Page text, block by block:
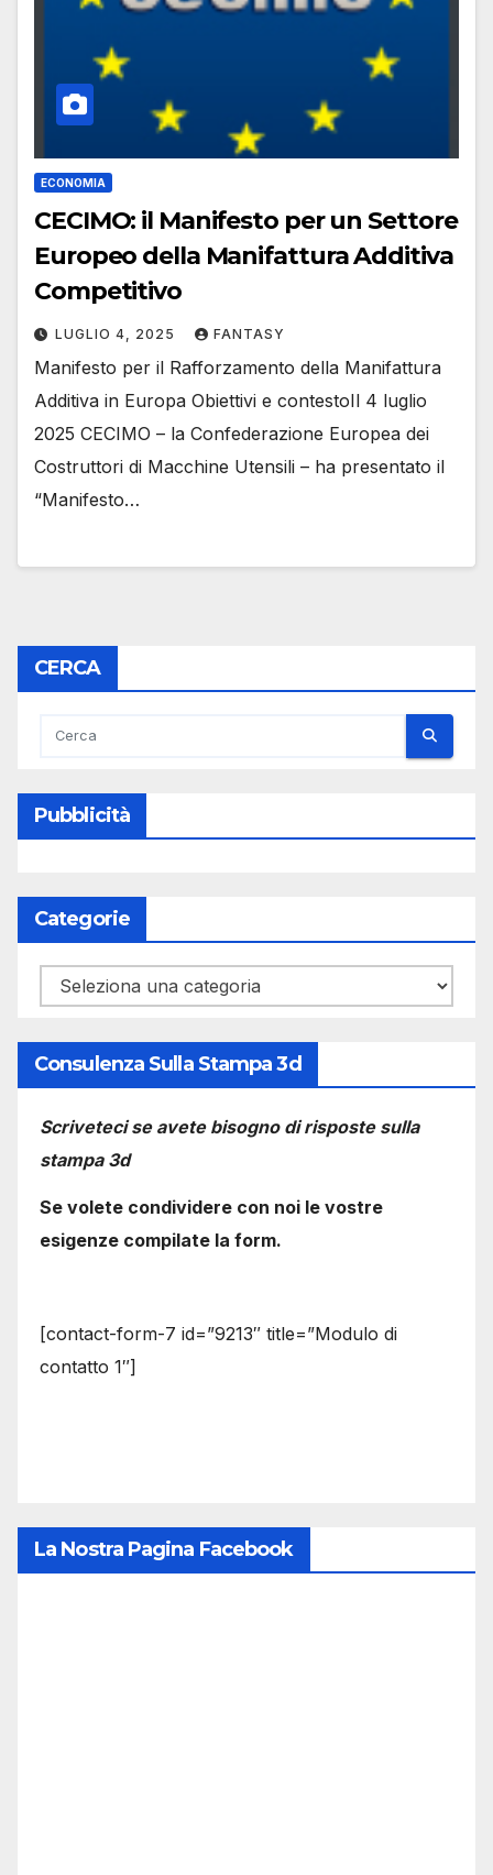
ECONOMIA
CECIMO: il Manifesto per un Settore
Europeo della Manifattura Additiva
Competitivo
LUGLIO 4, 2025 FANTASY
Manifesto per il Rafforzamento della Manifattura
Additiva in Europa Obiettivi e contestoIl 4 luglio
2025 CECIMO – la Confederazione Europea dei
Costruttori di Macchine Utensili – ha presentato il
“Manifesto…
CERCA
Pubblicità
Categorie
Categorie
Consulenza Sulla Stampa 3d
Scriveteci se avete bisogno di risposte sulla
stampa 3d
Se volete condividere con noi le vostre
esigenze compilate la form.
[contact-form-7 id=”9213″ title=”Modulo di
contatto 1″]
La Nostra Pagina Facebook